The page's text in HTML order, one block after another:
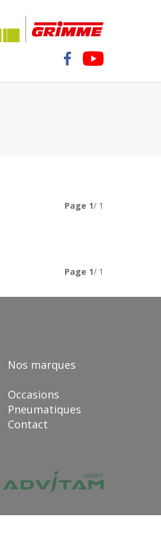
Page 1/ 1
Page 1/ 1
Nos marques
Occasions
Pneumatiques
Contact